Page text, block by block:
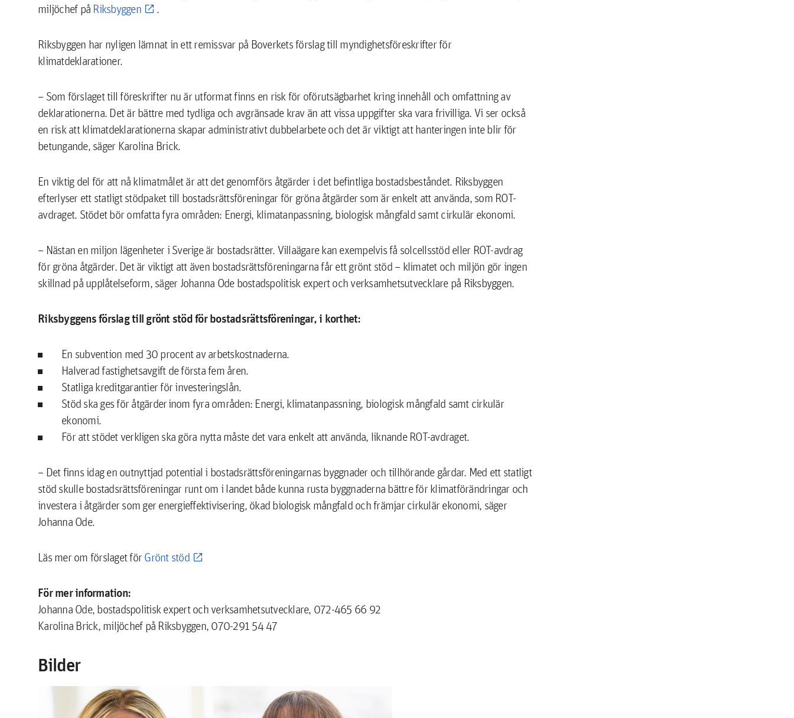
miljöchef på Riksbyggen .
Riksbyggen har nyligen lämnat in ett remissvar på Boverkets förslag till myndighetsföreskrifter för
klimatdeklarationer.
– Som förslaget till föreskrifter nu är utformat finns en risk för oförutsägbarhet kring innehåll och omfattning av
deklarationerna. Det är bättre med tydliga och avgränsade krav än att vissa uppgifter ska vara frivilliga. Vi ser också
en risk att klimatdeklarationerna skapar administrativt dubbelarbete och det är viktigt att hanteringen inte blir för
betungande, säger Karolina Brick.
En viktig del för att nå klimatmålet är att det genomförs åtgärder i det befintliga bostadsbeståndet. Riksbyggen
efterlyser ett statligt stödpaket till bostadsrättsföreningar för gröna åtgärder som är enkelt att använda, som ROT-
avdraget. Stödet bör omfatta fyra områden: Energi, klimatanpassning, biologisk mångfald samt cirkulär ekonomi.
– Nästan en miljon lägenheter i Sverige är bostadsrätter. Villaägare kan exempelvis få solcellsstöd eller ROT-avdrag
för gröna åtgärder. Det är viktigt att även bostadsrättsföreningarna får ett grönt stöd – klimatet och miljön gör ingen
skillnad på upplåtelseform, säger Johanna Ode bostadspolitisk expert och verksamhetsutvecklare på Riksbyggen.
Riksbyggens förslag till grönt stöd för bostadsrättsföreningar, i korthet:
En subvention med 30 procent av arbetskostnaderna.
Halverad fastighetsavgift de första fem åren.
Statliga kreditgarantier för investeringslån.
Stöd ska ges för åtgärder inom fyra områden: Energi, klimatanpassning, biologisk mångfald samt cirkulär
ekonomi.
För att stödet verkligen ska göra nytta måste det vara enkelt att använda, liknande ROT-avdraget.
– Det finns idag en outnyttjad potential i bostadsrättsföreningarnas byggnader och tillhörande gårdar. Med ett statligt
stöd skulle bostadsrättsföreningar runt om i landet både kunna rusta byggnaderna bättre för klimatförändringar och
investera i åtgärder som ger energieffektivisering, ökad biologisk mångfald och främjar cirkulär ekonomi, säger
Johanna Ode.
Läs mer om förslaget för Grönt stöd
För mer information:
Johanna Ode, bostadspolitisk expert och verksamhetsutvecklare, 072-465 66 92
Karolina Brick, miljöchef på Riksbyggen, 070-291 54 47
Bilder